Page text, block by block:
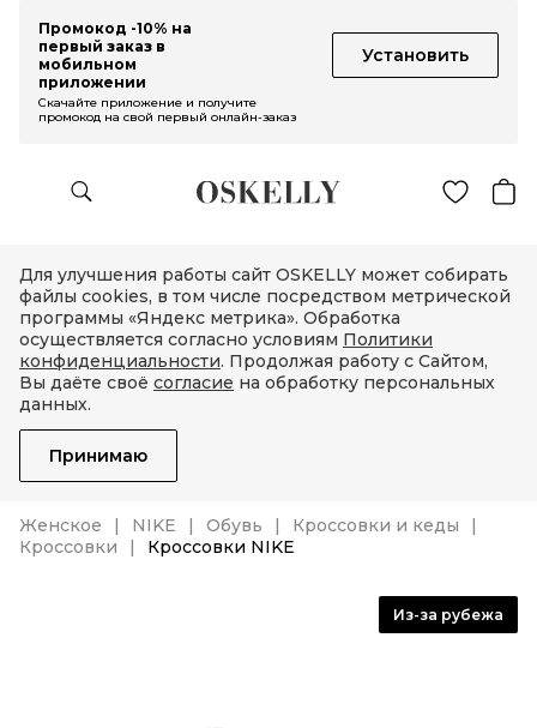
Промокод -10% на
первый заказ в
мобильном
приложении
Установить
Скачайте приложение и получите
промокод на свой первый онлайн-заказ
Для улучшения работы сайт OSKELLY может собирать
файлы cookies, в том числе посредством метрической
программы «Яндекс метрика». Обработка
осуществляется согласно условиям Политики
конфиденциальности. Продолжая работу с Сайтом,
Вы даёте своё согласие на обработку персональных
данных.
Принимаю
Женское NIKE Обувь
Кроссовки и кеды
Кроссовки
Кроссовки NIKE
Из-за рубежа